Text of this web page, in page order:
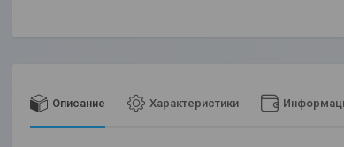
Описание Характеристики